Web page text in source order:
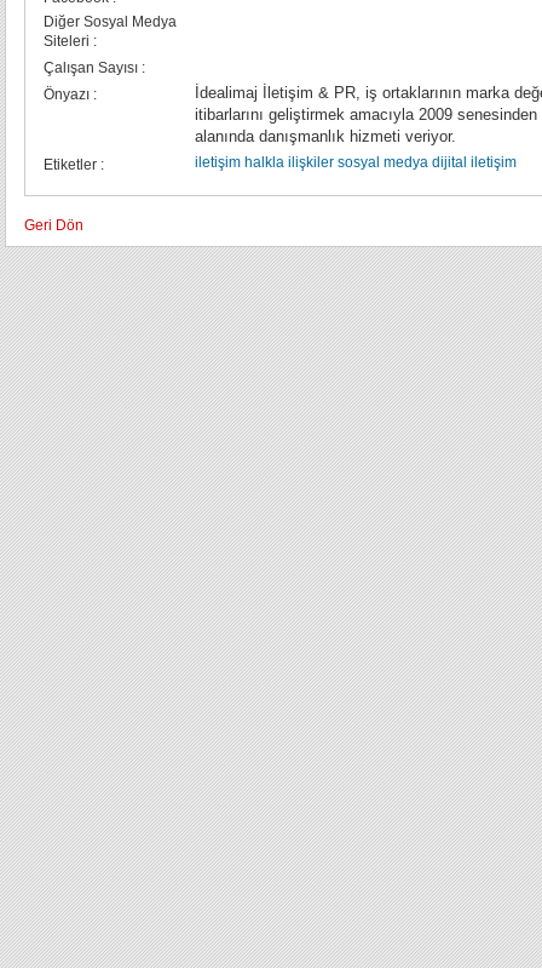
Diğer Sosyal Medya
Siteleri :
Çalışan Sayısı :
Önyazı :
İdealimaj İletişim & PR, iş ortaklarının marka
itibarlarını geliştirmek amacıyla 2009 senesinden beri
alanında danışmanlık hizmeti veriyor.
Etiketler : iletişim halkla ilişkiler sosyal medya dijital iletişim
Geri Dön